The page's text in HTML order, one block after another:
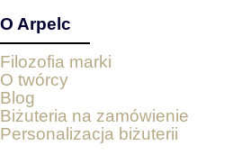
O Arpelc
Filozofia marki
O twórcy
Blog
Biżuteria na zamówienie
Personalizacja biżuterii